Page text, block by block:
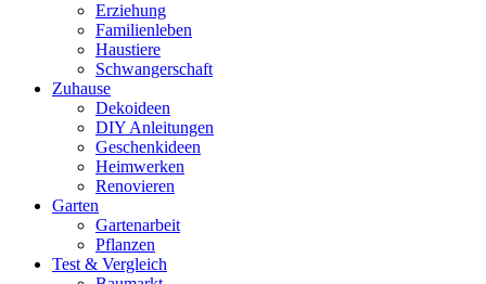
Erziehung
Familienleben
Haustiere
Schwangerschaft
Zuhause
Dekoideen
DIY Anleitungen
Geschenkideen
Heimwerken
Renovieren
Garten
Gartenarbeit
Pflanzen
Test & Vergleich